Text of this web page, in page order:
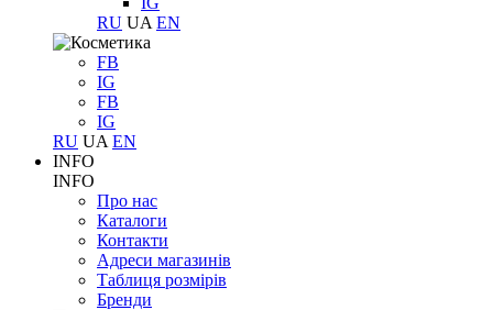
RU UA EN
FB
IG
FB
IG
RU UA EN
INFO
INFO
Про нас
Каталоги
Контакти
Адреси магазинів
Таблиця розмірів
Бренди